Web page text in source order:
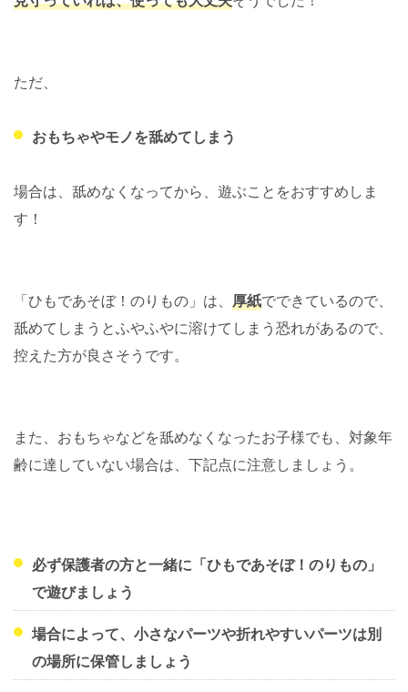
ただ、
おもちゃやモノを舐めてしまう
場合は、舐めなくなってから、遊ぶことをおすすめしま
す！
「ひもであそぼ！のりもの」は、 厚紙でできているので、
舐めてしまうとふやふやに溶けてしまう恐れがあるので、
控えた方が良さそうです。
また、おもちゃなどを舐めなくなったお子様でも、対象年
齢に達していない場合は、下記点に注意しましょう。
必ず保護者の方と一緒に「ひもであそぼ！のりもの」
で遊びましょう
場合によって、小さなパーツや折れやすいパーツは別
の場所に保管しましょう